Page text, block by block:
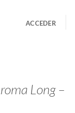
ACCEDER
Long –